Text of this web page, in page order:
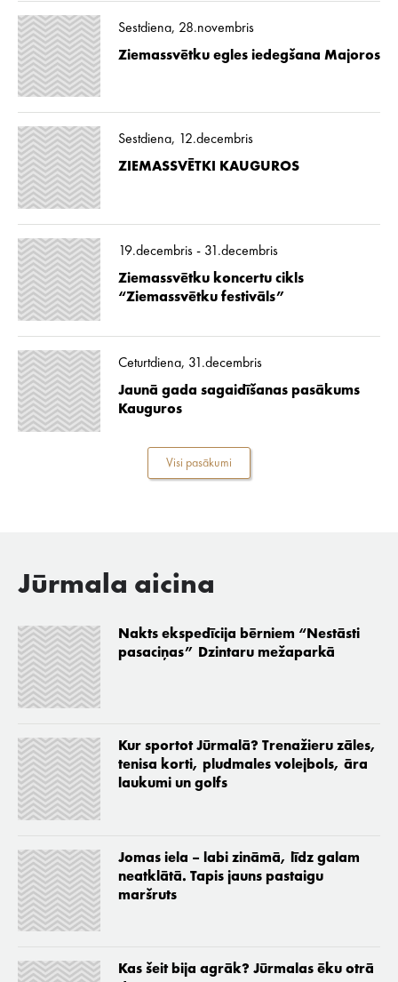
Sestdiena, 28.novembris
Ziemassvētku egles iedegšana Majoros
Sestdiena, 12.decembris
ZIEMASSVĒTKI KAUGUROS
19.decembris - 31.decembris
Ziemassvētku koncertu cikls
“Ziemassvētku festivāls”
Ceturtdiena, 31.decembris
Jaunā gada sagaidīšanas pasākums
Kauguros
Visi pasākumi
Jūrmala aicina
Nakts ekspedīcija bērniem “Nestāsti
pasaciņas” Dzintaru mežaparkā
Kur sportot Jūrmalā? Trenažieru zāles,
tenisa korti, pludmales volejbols, āra
laukumi un golfs
Jomas iela – labi zināmā, līdz galam
neatklātā. Tapis jauns pastaigu
maršruts
Kas šeit bija agrāk? Jūrmalas ēku otrā